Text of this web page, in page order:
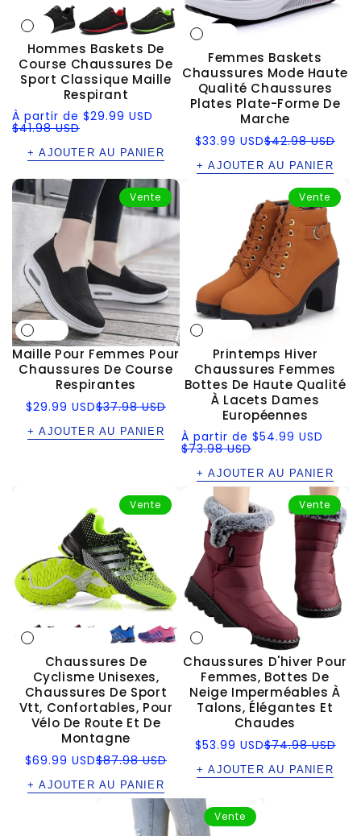
Hommes Baskets De
Course Chaussures De
Sport Classique Maille
Respirant
Prix
soldé
À partir de $29.99 USD
Prix
régulier
$41.98 USD
+ AJOUTER AU PANIER
Femmes Baskets
Chaussures Mode Haute
Qualité Chaussures
Plates Plate-Forme De
Marche
Prix
$33.99 USD
Prix $42.98 USD
+ AJOUTER AU PANIER
Vente
Maille Pour Femmes Pour
Chaussures De Course
Respirantes
Prix
$29.99 USD
Prix $37.98 USD
+ AJOUTER AU PANIER
Vente
Printemps Hiver
Chaussures Femmes
Bottes De Haute Qualité
À Lacets Dames
Européennes
Prix
soldé
À partir de $54.99 USD
Prix
régulier
$73.98 USD
+ AJOUTER AU PANIER
Vente
Chaussures De
Cyclisme Unisexes,
Chaussures De Sport
Vtt, Confortables, Pour
Vélo De Route Et De
Montagne
Prix
$69.99 USD
Prix $87.98 USD
+ AJOUTER AU PANIER
Vente
Chaussures D'hiver Pour
Femmes, Bottes De
Neige Imperméables À
Talons, Élégantes Et
Chaudes
Prix
$53.99 USD
Prix $74.98 USD
+ AJOUTER AU PANIER
Vente